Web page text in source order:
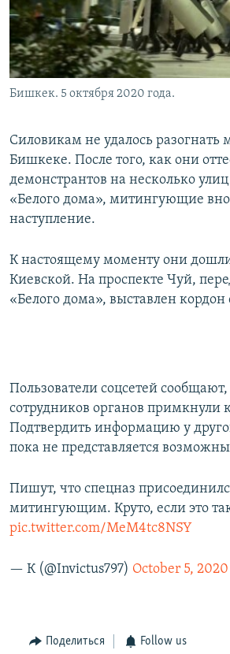
Бишкек. 5 октября 2020 года.
Силовикам не удалось разогнать
Бишкеке. После того, как они
демонстрантов на несколько
«Белого дома», митингующие
наступление.
К настоящему моменту они
Киевской. На проспекте Чуй,
«Белого дома», выставлен кордон
Пользователи соцсетей сообщают,
сотрудников органов примкнули
Подтвердить информацию у
пока не представляется
Пишут, что спецназ
митингующим. Круто, если это
pic.twitter.com/MeM4tc8NSY
— К (@Invictus797) October 5, 2020
Поделиться Follow us